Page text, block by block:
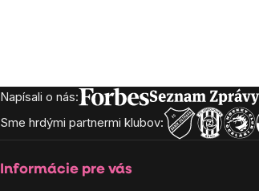
Zápätie
Napísali o nás:
Sme hrdými partnermi klubov:
Informácie pre vás